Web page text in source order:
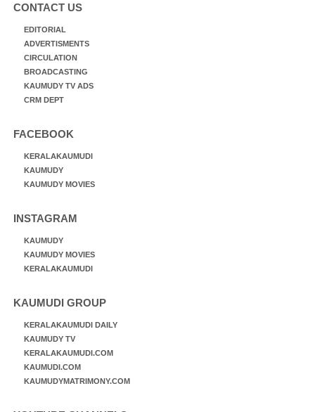
CONTACT US
EDITORIAL
ADVERTISMENTS
CIRCULATION
BROADCASTING
KAUMUDY TV ADS
CRM DEPT
FACEBOOK
KERALAKAUMUDI
KAUMUDY
KAUMUDY MOVIES
INSTAGRAM
KAUMUDY
KAUMUDY MOVIES
KERALAKAUMUDI
KAUMUDI GROUP
KERALAKAUMUDI DAILY
KAUMUDY TV
KERALAKAUMUDI.COM
KAUMUDI.COM
KAUMUDYMATRIMONY.COM